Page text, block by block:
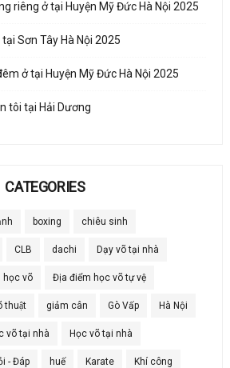
riêng ở tại Huyện Mỹ Đức Hà Nội 2025
Sơn Tây Hà Nội 2025
ở tại Huyện Mỹ Đức Hà Nội 2025
tôi tại Hải Dương
CATEGORIES
boxing chiêu sinh
CLB dachi Dạy võ tại nhà
học võ Địa điểm học võ tự vệ
thuật giảm cân Gò Vấp Hà Nội
võ tại nhà Học võ tại nhà
- Đáp huế Karate Khí công